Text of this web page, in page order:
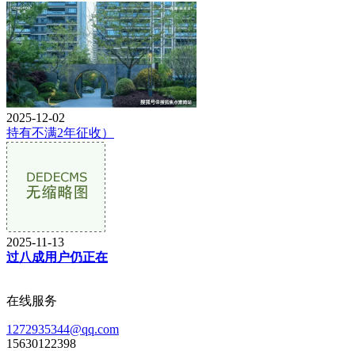
2025-12-02
持有不满2年征收）
2025-11-13
过八成用户仍正在
在线服务
1272935344@qq.com
15630122398